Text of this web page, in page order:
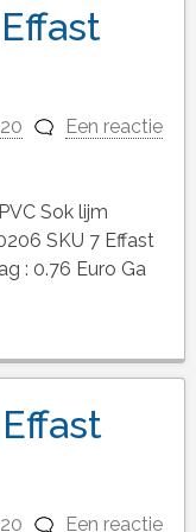
Een reactie
Sok lijm
SKU 7 Effast
: 0.76 Euro Ga
Een reactie